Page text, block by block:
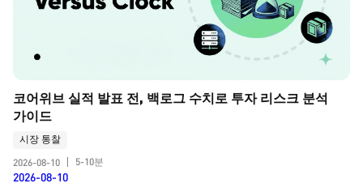
코어위브 실적 발표 전, 백로그 수치로 투자 리스크 분석
가이드
시장 통찰
2026-08-10
5-10분
2026-08-10